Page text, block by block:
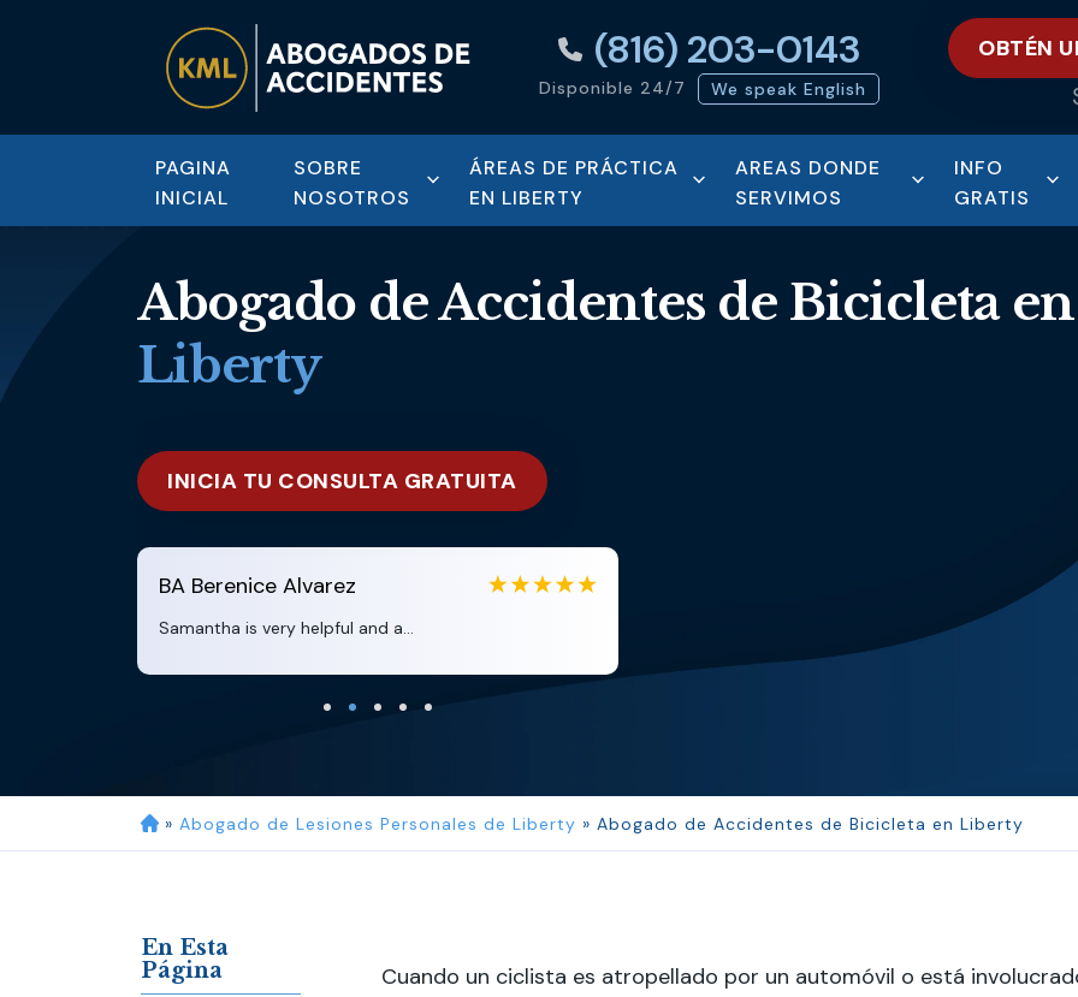
(816) 203-0143
Disponible 24/7 We speak English
OBTÉN
PAGINA
INICIAL
SOBRE
NOSOTROS
ÁREAS DE PRÁCTICA
EN LIBERTY
AREAS DONDE
SERVIMOS
INFO
GRATIS
Abogado de Accidentes de Bicicleta en
Liberty
INICIA TU CONSULTA GRATUITA
BA Berenice Alvarez
Samantha is very helpful and a...
» Abogado de Lesiones Personales de Liberty » Abogado de Accidentes de Bicicleta en Liberty
En Esta
Página
Cuando un ciclista es atropellado por un automóvil o está